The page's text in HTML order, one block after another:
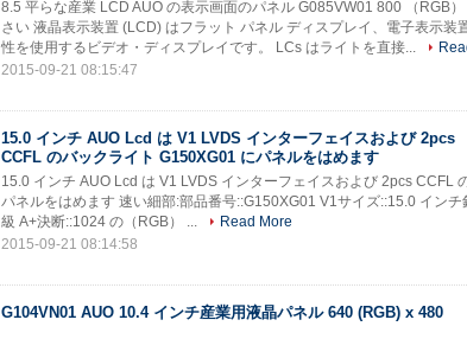
8.5 平らな産業 LCD AUO の表示画面のパネル G085VW01 800 （RGB
さい 液晶表示装置 (LCD) はフラット パネル ディスプレイ、電子表示装
性を使用するビデオ・ディスプレイです。 LCs はライトを直接...
2015-09-21 08:15:47
15.0 インチ AUO Lcd は V1 LVDS インターフェイスおよび 2pcs
CCFL のバックライト G150XG01 にパネルをはめます
15.0 インチ AUO Lcd は V1 LVDS インターフェイスおよび 2pcs CCFL
パネルをはめます 速い細部:部品番号::G150XG01 V1サイズ::15.0 イン
級 A+決断::1024 の（RGB） ...
Read More
2015-09-21 08:14:58
G104VN01 AUO 10.4 インチ産業用液晶パネル 640 (RGB) x 480